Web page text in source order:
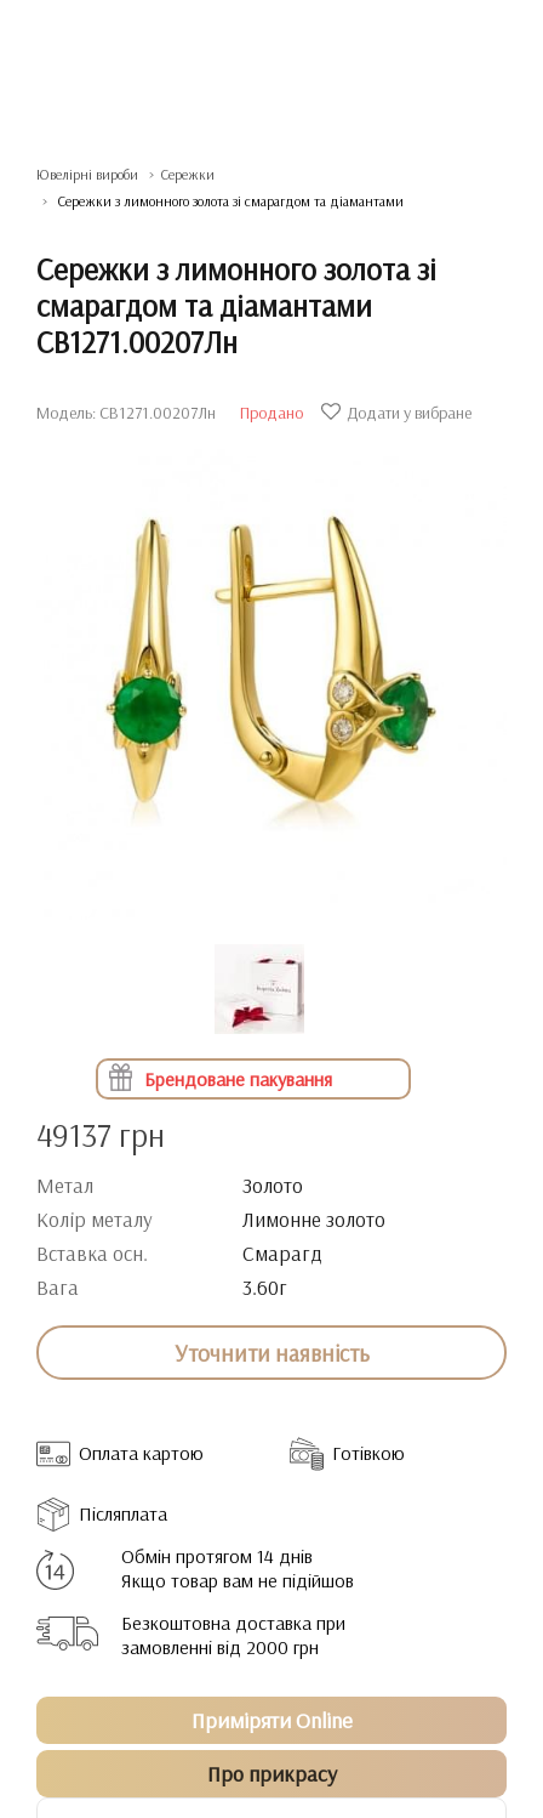
Ювелірні вироби
Сережки
Сережки з лимонного золота зі смарагдом та діамантами
Сережки з лимонного золота зі
смарагдом та діамантами
СВ1271.00207Лн
Модель: СВ1271.00207Лн Продано Додати у вибране
Брендоване пакування
49137 грн
Метал
Золото
Колір металу
Лимонне золото
Вставка осн.
Смарагд
Вага
3.60г
Уточнити наявність
Оплата картою Готівкою
Післяплата
Обмін протягом 14 днів
Якщо товар вам не підійшов
Безкоштовна доставка при
замовленні від 2000 грн
Приміряти Online
Про прикрасу